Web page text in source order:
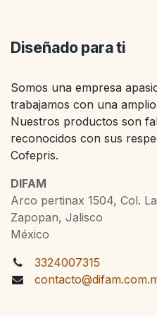
Diseñado para ti
Somos una empresa
trabajamos con una
Nuestros productos son
reconocidos con sus
Cofepris.
DIFAM
Arco pertinax 1504, Col.
Zapopan, Jalisco
México
3324007315